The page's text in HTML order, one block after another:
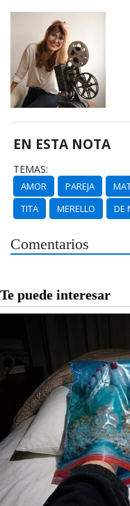
EN ESTA NOTA
TEMAS:
AMOR PAREJA
TITA
MERELLO DE
Comentarios